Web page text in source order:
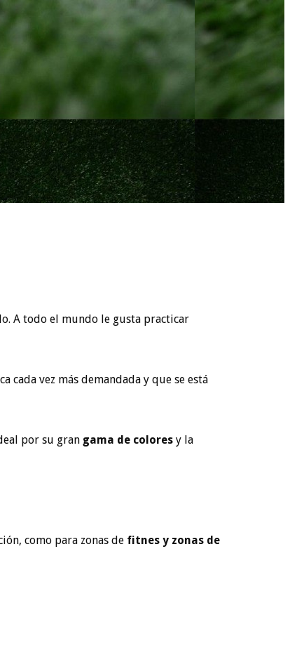
A todo el mundo le gusta practicar
cada vez más demandada y que se está
por su gran gama de colores y la
como para zonas de fitnes y zonas de